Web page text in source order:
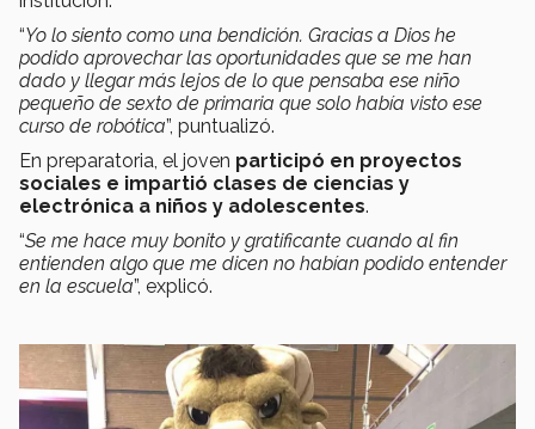
“Yo lo siento como una bendición. Gracias a Dios he
podido aprovechar las oportunidades que se me han
dado y llegar más lejos de lo que pensaba ese niño
pequeño de sexto de primaria que solo había visto ese
curso de robótica”, puntualizó.
En preparatoria, el joven participó en proyectos
sociales e impartió clases de ciencias y
electrónica a niños y adolescentes.
“Se me hace muy bonito y gratificante cuando al fin
entienden algo que me dicen no habían podido entender
en la escuela”, explicó.